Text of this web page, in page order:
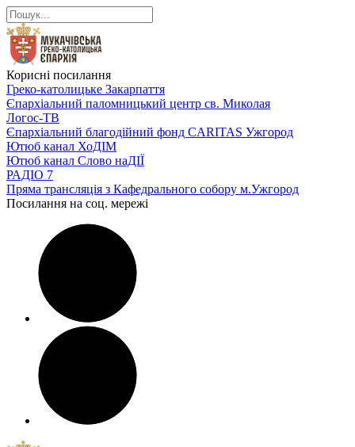
Корисні посилання
Греко-католицьке Закарпаття
Єпархіальний паломницький центр св. Миколая
Логос-ТВ
Єпархіальний благодійний фонд CARITAS Ужгород
Ютюб канал ХоДІМ
Ютюб канал Слово наДІЇ
РАДІО 7
Пряма трансляція з Кафедрального собору м.Ужгород
Посилання на соц. мережі